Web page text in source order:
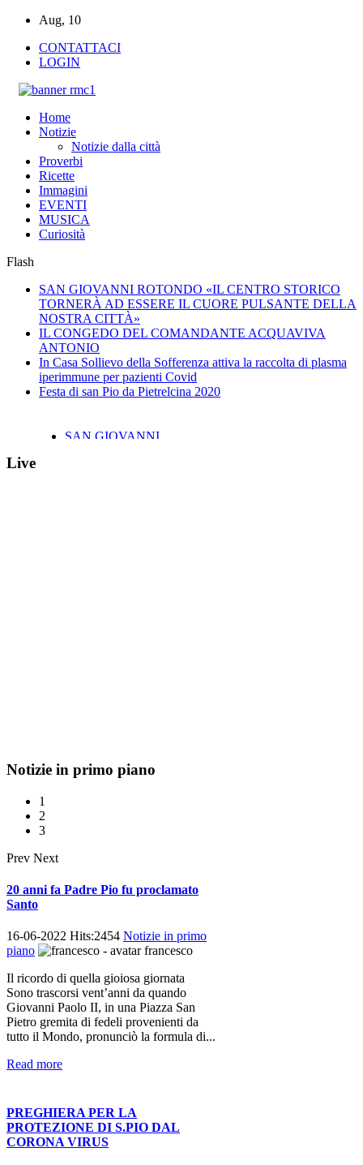
Aug, 10
CONTATTACI
LOGIN
Home
Notizie
Notizie dalla città
Proverbi
Ricette
Immagini
EVENTI
MUSICA
Curiosità
Flash
SAN GIOVANNI ROTONDO «IL CENTRO STORICO
TORNERÀ AD ESSERE IL CUORE PULSANTE DELLA
NOSTRA CITTÀ»
IL CONGEDO DEL COMANDANTE ACQUAVIVA
ANTONIO
In Casa Sollievo della Sofferenza attiva la raccolta di plasma
iperimmune per pazienti Covid
Festa di san Pio da Pietrelcina 2020
SAN GIOVANNI
Live
Notizie in primo piano
1
2
3
Prev Next
20 anni fa Padre Pio fu proclamato
Santo
16-06-2022 Hits:2454 Notizie in primo
piano
francesco
Il ricordo di quella gioiosa giornata
Sono trascorsi vent’anni da quando
Giovanni Paolo II, in una Piazza San
Pietro gremita di fedeli provenienti da
tutto il Mondo, pronunciò la formula di...
Read more
PREGHIERA PER LA
PROTEZIONE DI S.PIO DAL
CORONA VIRUS